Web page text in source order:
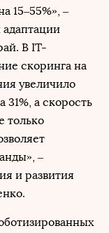
15–55%», –
адаптации
В IT-
скоринга на
увеличило
а скорость
только
–
и развития